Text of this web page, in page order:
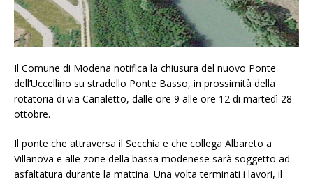
Il Comune di Modena notifica la chiusura del nuovo Ponte
dell’Uccellino su stradello Ponte Basso, in prossimità della
rotatoria di via Canaletto, dalle ore 9 alle ore 12 di martedì 28
ottobre.
Il ponte che attraversa il Secchia e che collega Albareto a
Villanova e alle zone della bassa modenese sarà soggetto ad
asfaltatura durante la mattina. Una volta terminati i lavori, il